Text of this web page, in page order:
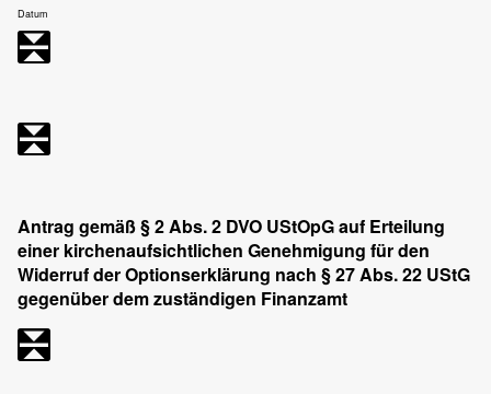
Datum
Antrag gemäß § 2 Abs. 2 DVO UStOpG auf Erteilung
einer kirchenaufsichtlichen Genehmigung für den
Widerruf der Optionserklärung nach § 27 Abs. 22 UStG
gegenüber dem zuständigen Finanzamt